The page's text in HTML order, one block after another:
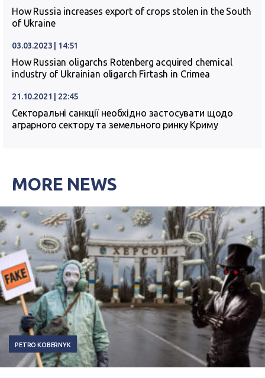
How Russia increases export of crops stolen in the South
of Ukraine
03.03.2023 | 14:51
How Russian oligarchs Rotenberg acquired chemical
industry of Ukrainian oligarch Firtash in Crimea
21.10.2021 | 22:45
Секторальні санкції необхідно застосувати щодо
аграрного сектору та земельного ринку Криму
MORE NEWS
PETRO KOBERNYK